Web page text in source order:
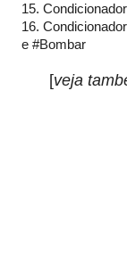
15.
16.
e #Bombar
[veja